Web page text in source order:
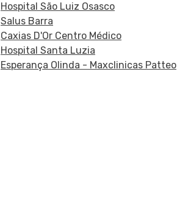
Hospital São Luiz Osasco
Salus Barra
Caxias D'Or Centro Médico
Hospital Santa Luzia
Esperança Olinda - Maxclinicas Patteo